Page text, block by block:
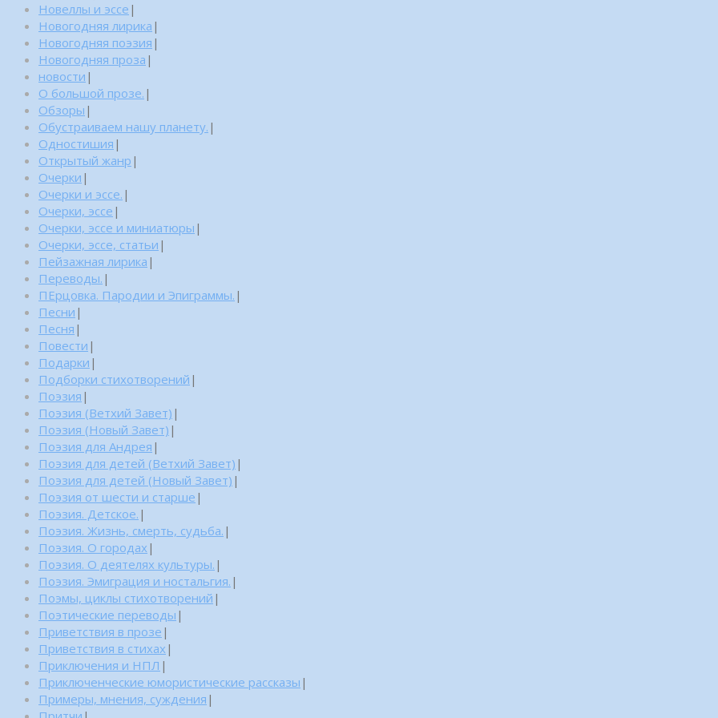
Новеллы и эссе |
Новогодняя лирика |
Новогодняя поэзия |
Новогодняя проза |
новости |
О большой прозе. |
Обзоры |
Обустраиваем нашу планету. |
Одностишия |
Открытый жанр |
Очерки |
Очерки и эссе. |
Очерки, эссе |
Очерки, эссе и миниатюры |
Очерки, эссе, статьи |
Пейзажная лирика |
Переводы. |
ПЕрцовка. Пародии и Эпиграммы. |
Песни |
Песня |
Повести |
Подарки |
Подборки стихотворений |
Поэзия |
Поэзия (Ветхий Завет) |
Поэзия (Новый Завет) |
Поэзия для Андрея |
Поэзия для детей (Ветхий Завет) |
Поэзия для детей (Новый Завет) |
Поэзия от шести и старше |
Поэзия. Детское. |
Поэзия. Жизнь, смерть, судьба. |
Поэзия. О городах |
Поэзия. О деятелях культуры. |
Поэзия. Эмиграция и ностальгия. |
Поэмы, циклы стихотворений |
Поэтические переводы |
Приветствия в прозе |
Приветствия в стихах |
Приключения и НПЛ |
Приключенческие юмористические рассказы |
Примеры, мнения, суждения |